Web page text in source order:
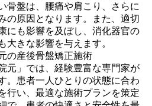
骨盤は、腰痛や肩こり、さらに
の原因となります。また、適切
にも影響を及ぼし、消化器官の
大きな影響を与えます。
の産後骨盤矯正施術
元」では、経験豊富な専門家が
。患者一人ひとりの状態に合わ
行い、最適な施術プランを策定